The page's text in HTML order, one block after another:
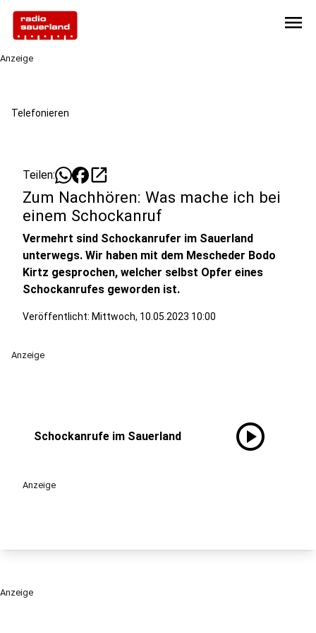
menu
Anzeige
Telefonieren
Teilen: open_in_new
Zum Nachhören: Was mache ich bei
einem Schockanruf
Vermehrt sind Schockanrufer im Sauerland
unterwegs. Wir haben mit dem Mescheder Bodo
Kirtz gesprochen, welcher selbst Opfer eines
Schockanrufes geworden ist.
Veröffentlicht: Mittwoch, 10.05.2023 10:00
Anzeige
Schockanrufe im Sauerland play_circle
Anzeige
Anzeige